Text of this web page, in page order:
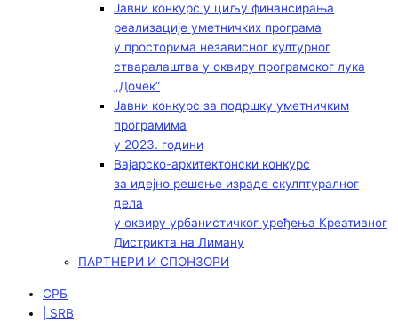
Јавни конкурс у циљу финансирања
реализације уметничких програма
у просторима независног културног
стваралаштва у оквиру програмског лука
„Дочек”
Јавни конкурс за подршку уметничким
програмима
у 2023. години
Вајарско-архитектонски конкурс
за идејно решење израде скулптуралног
дела
у оквиру урбанистичког уређења Креативног
Дистрикта на Лиману
ПАРТНЕРИ И СПОНЗОРИ
СРБ
| SRB